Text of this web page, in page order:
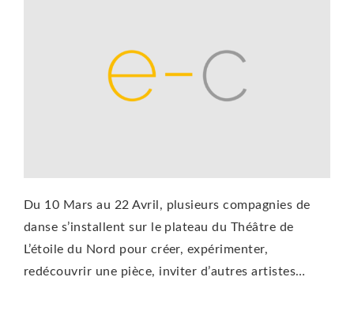
Du 10 Mars au 22 Avril, plusieurs compagnies de
danse s’installent sur le plateau du Théâtre de
L’étoile du Nord pour créer, expérimenter,
redécouvrir une pièce, inviter d’autres artistes…